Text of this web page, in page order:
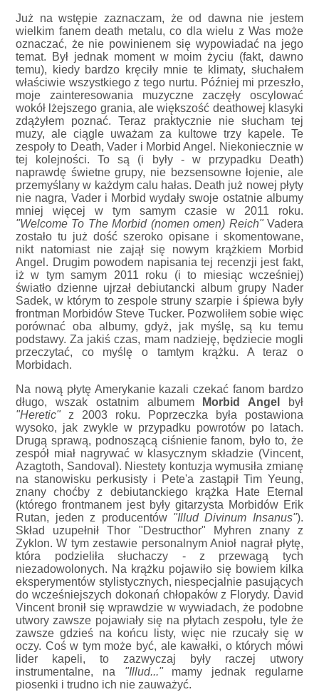
Już na wstępie zaznaczam, że od dawna nie jestem
wielkim fanem death metalu, co dla wielu z Was może
oznaczać, że nie powinienem się wypowiadać na jego
temat. Był jednak moment w moim życiu (fakt, dawno
temu), kiedy bardzo kręciły mnie te klimaty, słuchałem
właściwie wszystkiego z tego nurtu. Później mi przeszło,
moje zainteresowania muzyczne zaczęły oscylować
wokół lżejszego grania, ale większość deathowej klasyki
zdążyłem poznać. Teraz praktycznie nie słucham tej
muzy, ale ciągle uważam za kultowe trzy kapele. Te
zespoły to Death, Vader i Morbid Angel. Niekoniecznie w
tej kolejności. To są (i były - w przypadku Death)
naprawdę świetne grupy, nie bezsensowne łojenie, ale
przemyślany w każdym calu hałas. Death już nowej płyty
nie nagra, Vader i Morbid wydały swoje ostatnie albumy
mniej więcej w tym samym czasie w 2011 roku.
"Welcome To The Morbid (nomen omen) Reich"Vadera
zostało tu już dość szeroko opisane i skomentowane,
nikt natomiast nie zajął się nowym krążkiem Morbid
Angel. Drugim powodem napisania tej recenzji jest fakt,
iż w tym samym 2011 roku (i to miesiąc wcześniej)
światło dzienne ujrzał debiutancki album grupy Nader
Sadek, w którym to zespole struny szarpie i śpiewa były
frontman Morbidów Steve Tucker. Pozwoliłem sobie więc
porównać oba albumy, gdyż, jak myślę, są ku temu
podstawy. Za jakiś czas, mam nadzieję, będziecie mogli
przeczytać, co myślę o tamtym krążku. A teraz o
Morbidach.
Na nową płytę Amerykanie kazali czekać fanom bardzo
długo, wszak ostatnim albumem
Morbid Angel
był
"Heretic"z 2003 roku. Poprzeczka była postawiona
wysoko, jak zwykle w przypadku powrotów po latach.
Drugą sprawą, podnoszącą ciśnienie fanom, było to, że
zespół miał nagrywać w klasycznym składzie (Vincent,
Azagtoth, Sandoval). Niestety kontuzja wymusiła zmianę
na stanowisku perkusisty i Pete'a zastąpił Tim Yeung,
znany choćby z debiutanckiego krążka Hate Eternal
(którego frontmanem jest były gitarzysta Morbidów Erik
Rutan, jeden z producentów "Illud Divinum Insanus").
Skład uzupełnił Thor "Destructhor" Myhren znany z
Zyklon. W tym zestawie personalnym Anioł nagrał płytę,
która podzieliła słuchaczy - z przewagą tych
niezadowolonych. Na krążku pojawiło się bowiem kilka
eksperymentów stylistycznych, niespecjalnie pasujących
do wcześniejszych dokonań chłopaków z Florydy. David
Vincent bronił się wprawdzie w wywiadach, że podobne
utwory zawsze pojawiały się na płytach zespołu, tyle że
zawsze gdzieś na końcu listy, więc nie rzucały się w
oczy. Coś w tym może być, ale kawałki, o których mówi
lider kapeli, to zazwyczaj były raczej utwory
instrumentalne, na "Illud..."mamy jednak regularne
piosenki i trudno ich nie zauważyć.